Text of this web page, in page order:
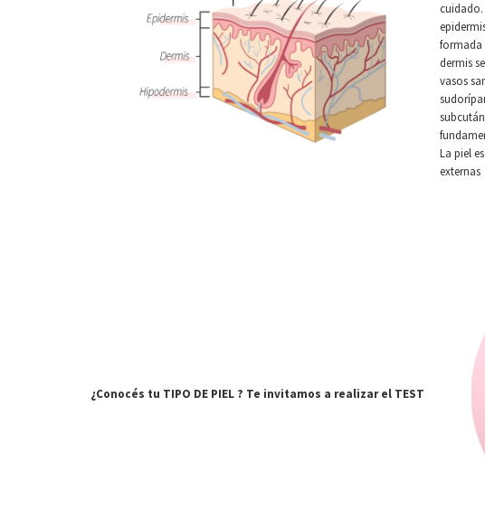
cuidado.
formada
dermis
vasos
La piel
externas
¿Conocés tu TIPO DE PIEL ? Te invitamos a realizar el TEST